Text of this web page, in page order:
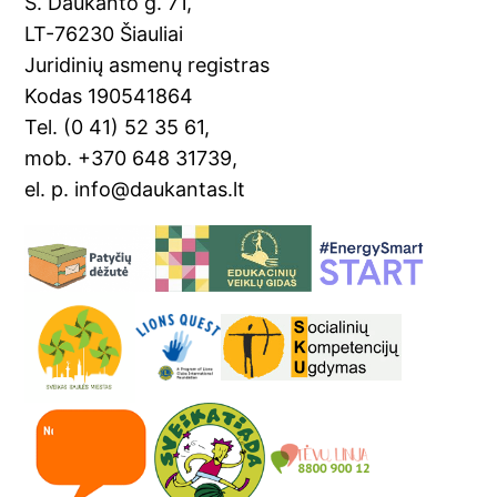
k n
sl
at
e
LT-76230 Šiauliai
Juridinių asmenų registras
Kodas 190541864
Tel. (0 41) 52 35 61,
mob. +370 648 31739,
el. p. info@daukantas.lt